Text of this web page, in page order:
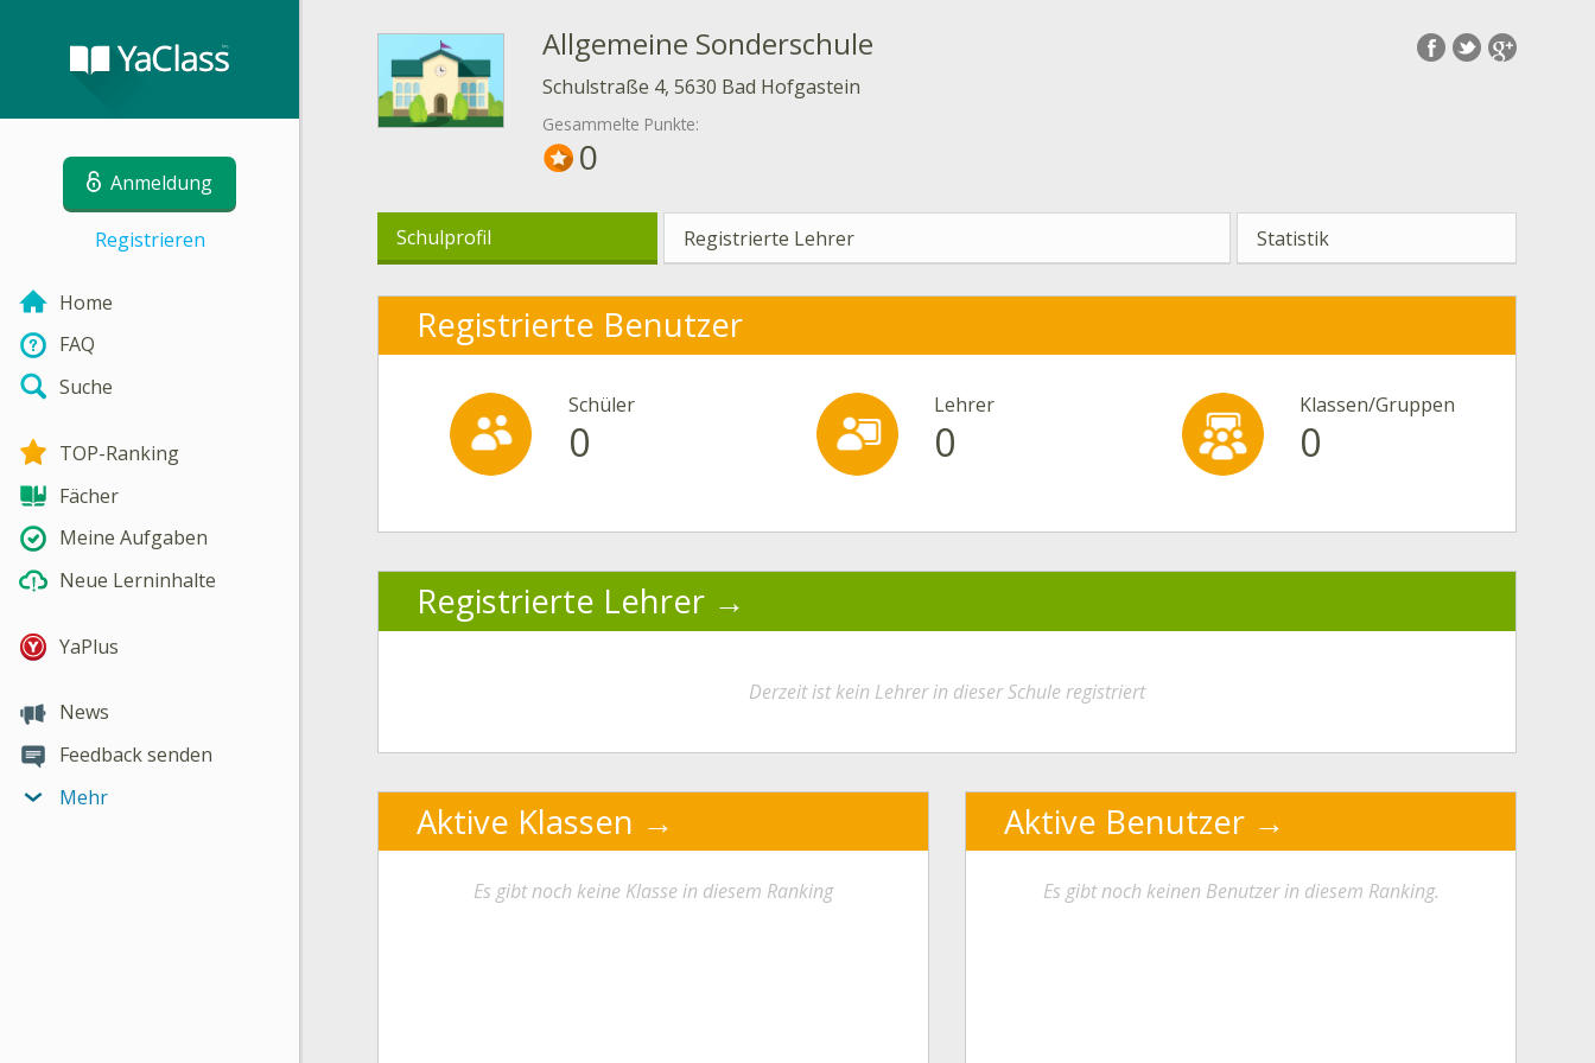
Anmeldung
Registrieren
Home
FAQ
Suche
TOP-Ranking
Fächer
Meine Aufgaben
Neue Lerninhalte
YaPlus
News
Feedback senden
Mehr
Allgemeine Sonderschule
Schulstraße 4, 5630 Bad Hofgastein
Gesammelte Punkte:
0
Schulprofil Registrierte Lehrer Statistik
Registrierte Benutzer
Schüler
0
Lehrer
0
Klassen/Gruppen
0
Registrierte Lehrer
Derzeit ist kein Lehrer in dieser Schule registriert
Aktive Klassen
Es gibt noch keine Klasse in diesem Ranking
Aktive Benutzer
Es gibt noch keinen Benutzer in diesem Ranking.